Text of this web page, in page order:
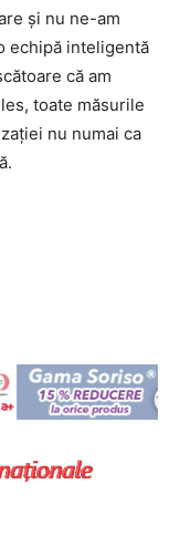
şi nu ne-am
echipă inteligentă
că am
toate măsurile
nu numai ca